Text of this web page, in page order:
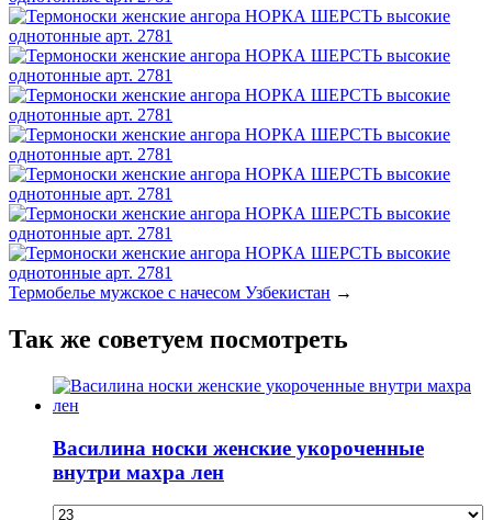
Термобелье мужское с начесом Узбекистан →
Так же советуем посмотреть
Василина носки женские укороченные
внутри махра лен